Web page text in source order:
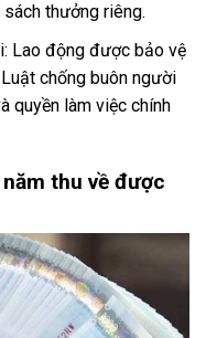
thưởng riêng.
Lao động được bảo vệ
chống buôn người
quyền làm việc chính
thu về được